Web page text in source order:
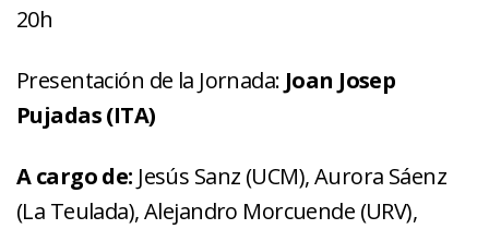
20h
Presentación de la Jornada: Joan Josep
Pujadas (ITA)
A cargo de: Jesús Sanz (UCM), Aurora Sáenz
(La Teulada), Alejandro Morcuende (URV),